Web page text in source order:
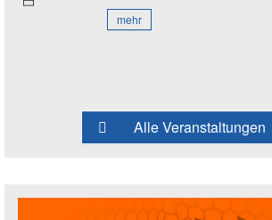
mehr
Alle Veranstaltungen